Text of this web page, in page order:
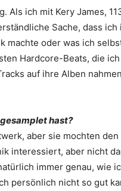
Als ich mit Kery James,
Sache, dass ich
machte oder was ich
Hardcore-Beats, die
auf ihre Alben
hast?
aber sie mochten den
interessiert, aber nicht
­immer genau, wie
persönlich nicht so gut